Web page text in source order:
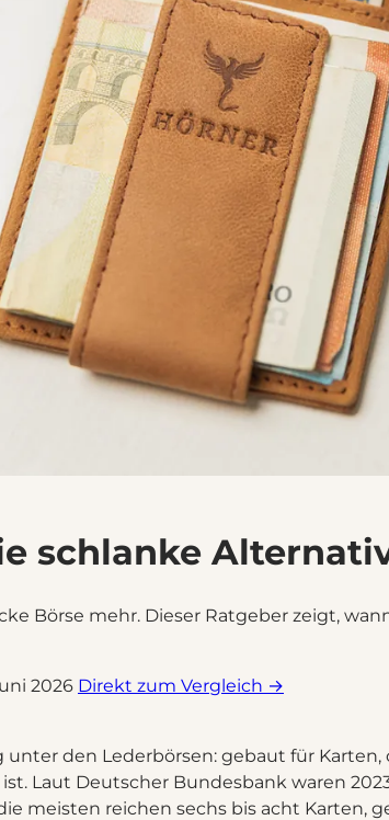
schlanke
Börse mehr. Dieser Ratgeber zeigt,
2026 Direkt zum Vergleich →
den Lederbörsen: gebaut für
Laut Deutscher Bundesbank waren
meisten reichen sechs bis acht Karten,